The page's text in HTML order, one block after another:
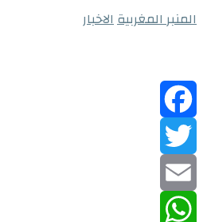
المنبر المغربيةالاخبار
Facebook
Twitter
Email